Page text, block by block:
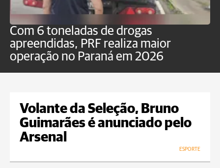
Com 6 toneladas de drogas
apreendidas, PRF realiza maior
operação no Paraná em 2026
Volante da Seleção, Bruno
Guimarães é anunciado pelo
Arsenal
ESPORTE